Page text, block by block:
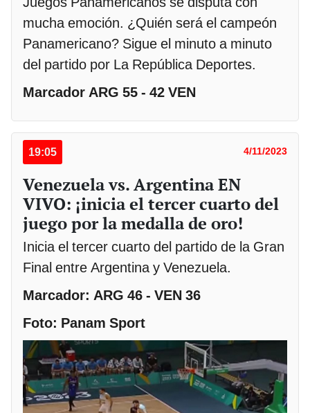
mucha emoción. ¿Quién será el campeón
Panamericano? Sigue el minuto a minuto
del partido por La República Deportes.
Marcador ARG 55 - 42 VEN
19:05 4/11/2023
Venezuela vs. Argentina EN
VIVO: ¡inicia el tercer cuarto del
juego por la medalla de oro!
Inicia el tercer cuarto del partido de la Gran
Final entre Argentina y Venezuela.
Marcador: ARG 46 - VEN 36
Foto: Panam Sport